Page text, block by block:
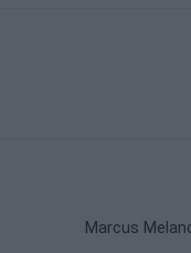
Marcus